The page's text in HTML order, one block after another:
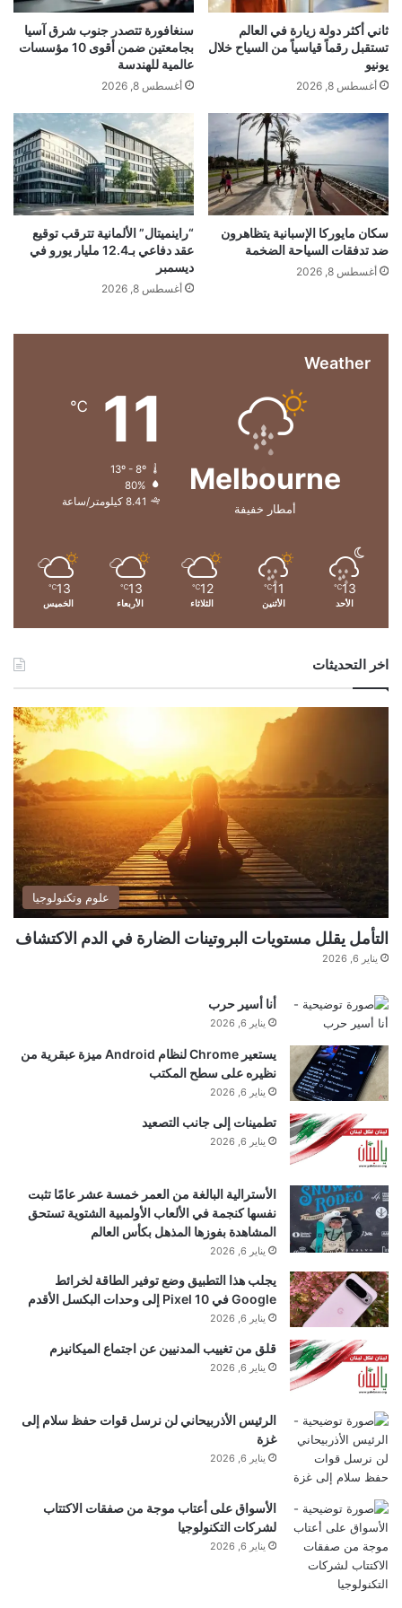
فيس بوك X
معجب بهذه:
ا
ر
ي
ا
ل
ت
ل
الخامس حظوظه كومو ويعزز
يصعد
ة
و
و
ب
ة
و
ا
ل
و
ط
n
i
س
ي
ت
ي
أ
ا
م
د
ز
ثاني أكثر دولة زيارة في العالم
تستقبل رقماً قياسياً من السياح خلال
يونيو
أغسطس 8, 2026
سنغافورة تتصدر جنوب شرق آسيا
بجامعتين ضمن أقوى 10 مؤسسات
عالمية للهندسة
أغسطس 8, 2026
سكان مايوركا الإسبانية يتظاهرون
ضد تدفقات السياحة الضخمة
أغسطس 8, 2026
“راينميتال” الألمانية تترقب توقيع
عقد دفاعي بـ12.4 مليار يورو في
ديسمبر
أغسطس 8, 2026
Weather
Melbourne
أمطار خفيفة
11
℃
13º - 8º
80%
8.41 كيلومتر/ساعة
13
℃
الأحد
11
℃
الأثنين
12
℃
الثلاثاء
13
℃
الأربعاء
13
℃
الخميس
اخر التحديثات
علوم وتكنولوجيا
التأمل يقلل مستويات البروتينات الضارة في الدم الاكتشاف
يناير 6, 2026
أنا أسير حرب
يناير 6, 2026
يستعير Chrome لنظام Android ميزة عبقرية من
نظيره على سطح المكتب
يناير 6, 2026
تطمينات إلى جانب التصعيد
يناير 6, 2026
الأسترالية البالغة من العمر خمسة عشر عامًا تثبت
نفسها كنجمة في الألعاب الأولمبية الشتوية تستحق
المشاهدة بفوزها المذهل بكأس العالم
يناير 6, 2026
يجلب هذا التطبيق وضع توفير الطاقة لخرائط
Google في Pixel 10 إلى وحدات البكسل الأقدم
يناير 6, 2026
قلق من تغييب المدنيين عن اجتماع الميكانيزم
يناير 6, 2026
الرئيس الأذربيحاني لن نرسل قوات حفظ سلام إلى
غزة
يناير 6, 2026
الأسواق على أعتاب موجة من صفقات الاكتتاب
لشركات التكنولوجيا
يناير 6, 2026